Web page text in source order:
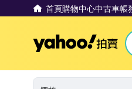
首頁購物中心中古車帳